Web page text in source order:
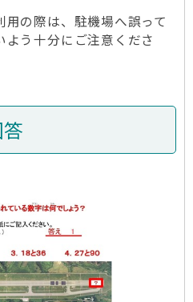
の際は、駐機場へ誤って
う十分にご注意くださ